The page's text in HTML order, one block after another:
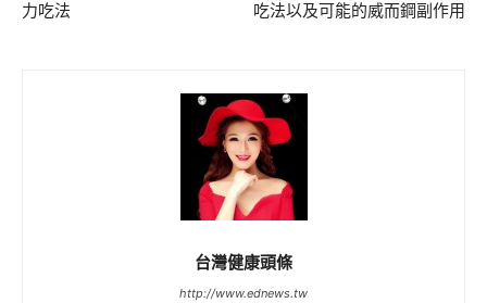
力吃法
吃法以及可能的威而鋼副作用
台灣健康頭條
http://www.ednews.tw